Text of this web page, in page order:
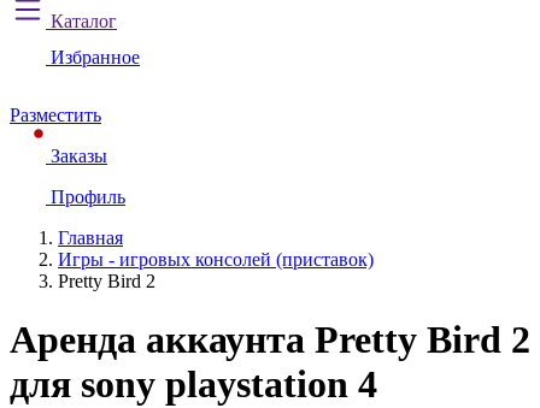
Каталог
Избранное
Разместить
Заказы
Профиль
Главная
Игры - игровых консолей (приставок)
Pretty Bird 2
Аренда аккаунта Pretty Bird 2
для sony playstation 4